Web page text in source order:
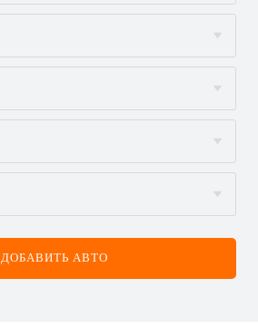
ДОБАВИТЬ АВТО